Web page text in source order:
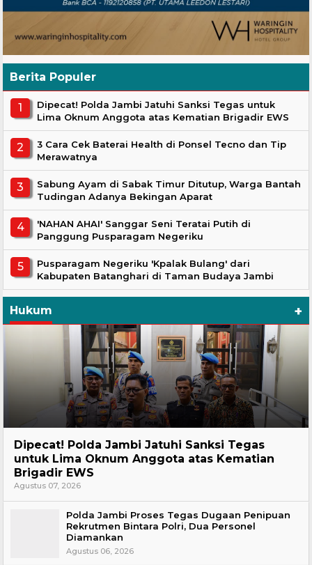
Berita Populer
Dipecat! Polda Jambi Jatuhi Sanksi Tegas untuk
Lima Oknum Anggota atas Kematian Brigadir EWS
3 Cara Cek Baterai Health di Ponsel Tecno dan Tip
Merawatnya
Sabung Ayam di Sabak Timur Ditutup, Warga Bantah
Tudingan Adanya Bekingan Aparat
'NAHAN AHAI' Sanggar Seni Teratai Putih di
Panggung Pusparagam Negeriku
Pusparagam Negeriku 'Kpalak Bulang' dari
Kabupaten Batanghari di Taman Budaya Jambi
Hukum +
Dipecat! Polda Jambi Jatuhi Sanksi Tegas
untuk Lima Oknum Anggota atas Kematian
Brigadir EWS
Agustus 07, 2026
Polda Jambi Proses Tegas Dugaan Penipuan
Rekrutmen Bintara Polri, Dua Personel
Diamankan
Agustus 06, 2026